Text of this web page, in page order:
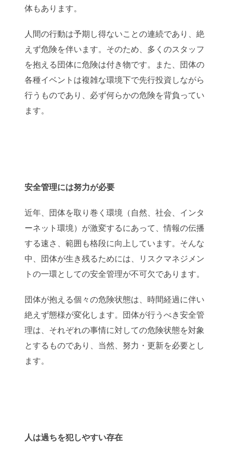
体もあります。
人間の行動は予期し得ないことの連続であり、絶
えず危険を伴います。そのため、多くのスタッフ
を抱える団体に危険は付き物です。また、団体の
各種イベントは複雑な環境下で先行投資しながら
行うものであり、必ず何らかの危険を背負ってい
ます。
安全管理には努力が必要
近年、団体を取り巻く環境（自然、社会、インタ
ーネット環境）が激変するにあって、情報の伝播
する速さ、範囲も格段に向上しています。そんな
中、団体が生き残るためには、リスクマネジメン
トの一環としての安全管理が不可欠であります。
団体が抱える個々の危険状態は、時間経過に伴い
絶えず態様が変化します。団体が行うべき安全管
理は、それぞれの事情に対しての危険状態を対象
とするものであり、当然、努力・更新を必要とし
ます。
人は過ちを犯しやすい存在